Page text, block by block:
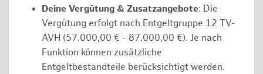
Deine Vergütung & Zusatzangebote: Die
Vergütung erfolgt nach Entgeltgruppe 12 TV-
AVH (57.000,00 € - 87.000,00 €). Je nach
Funktion können zusätzliche
Entgeltbestandteile berücksichtigt werden.